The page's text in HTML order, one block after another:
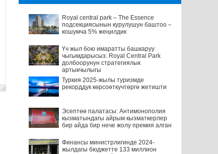
Royal central park – The Essence
подсекциясынын курулушун баштоо –
кошумча 5% жеңилдик
Үч жыл бою имаратты башкаруу
чыгымдарысыз: Royal Central Park
долбоорунун стратегиялык
артыкчылыгы
Туркия 2025-жылы туризмде
рекорддук көрсоөткучтөргө жетишти
Эсептөө палатасы: Антимонополия
кызматындагы айрым кызматкерлер
бир айда бир нече жолу премия алган
Финансы министрлигинде 2024-
жылдагы бюджетте 133 миллион